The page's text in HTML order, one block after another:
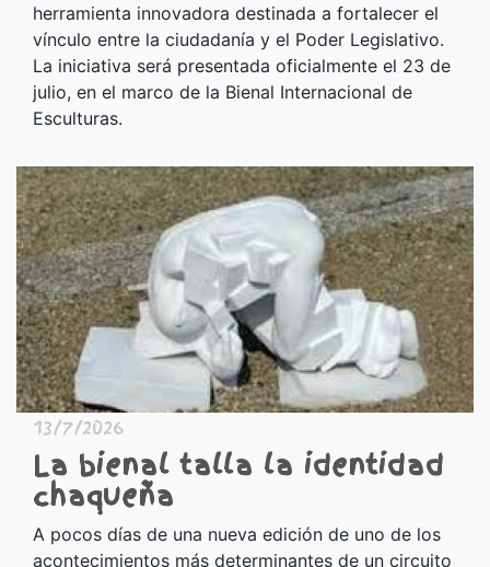
herramienta innovadora destinada a fortalecer el
vínculo entre la ciudadanía y el Poder Legislativo.
La iniciativa será presentada oficialmente el 23 de
julio, en el marco de la Bienal Internacional de
Esculturas.
13/7/2026
La bienal talla la identidad
chaqueña
A pocos días de una nueva edición de uno de los
acontecimientos más determinantes de un circuito